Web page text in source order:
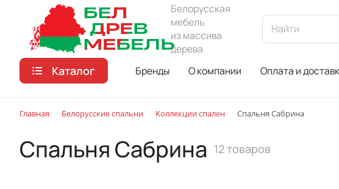
Белорусская
мебель
из массива
дерева
Каталог Бренды О компании Оплата и
Главная Белорусские спальни Коллекции спален Спальня Сабрина
Спальня Сабрина 12 товаров